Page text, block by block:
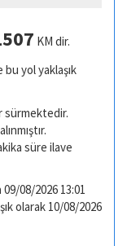
KM dir.
yol yaklaşık
sürmektedir.
süre ilave
08/2026 13:01
olarak 10/08/2026